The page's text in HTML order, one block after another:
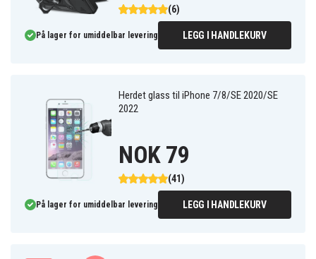
(6)
På lager for umiddelbar levering LEGG I HANDLEKURV
Herdet glass til iPhone 7/8/SE 2020/SE
2022
(41)
NOK 79
På lager for umiddelbar levering LEGG I HANDLEKURV